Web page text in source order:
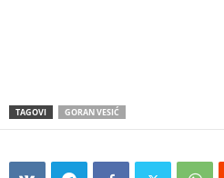
TAGOVI GORAN VESIĆ